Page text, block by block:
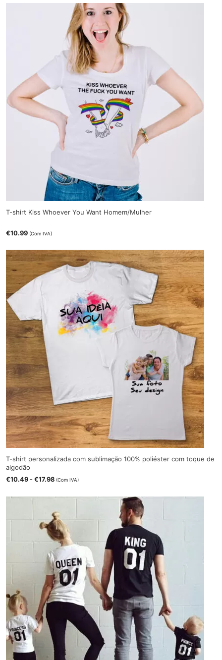
T-shirt Kiss Whoever You Want Homem/Mulher
€10.99 (Com IVA)
T-shirt personalizada com sublimação 100% poliéster com toque de
algodão
€10.49 -€17.98 (Com IVA)